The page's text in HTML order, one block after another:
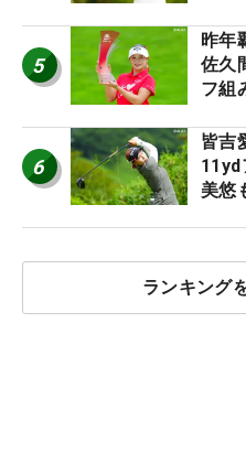
ロた
5
昨年
佐久
フ組
6
皆吉
美悠
ランキング